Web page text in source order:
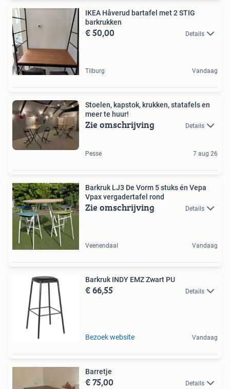
IKEA Håverud bartafel met 2 STIG
barkrukken
€ 50,00 Details
Tilburg Vandaag
Stoelen, kapstok, krukken, statafels en
meer te huur!
Zie omschrijving Details
Pesse 7 aug 26
Barkruk LJ3 De Vorm 5 stuks én Vepa
Vpax vergadertafel rond
Zie omschrijving Details
Veenendaal Vandaag
Barkruk INDY EMZ Zwart PU
€ 66,55 Details
Bezoek website Vandaag
Barretje
€ 75,00 Details